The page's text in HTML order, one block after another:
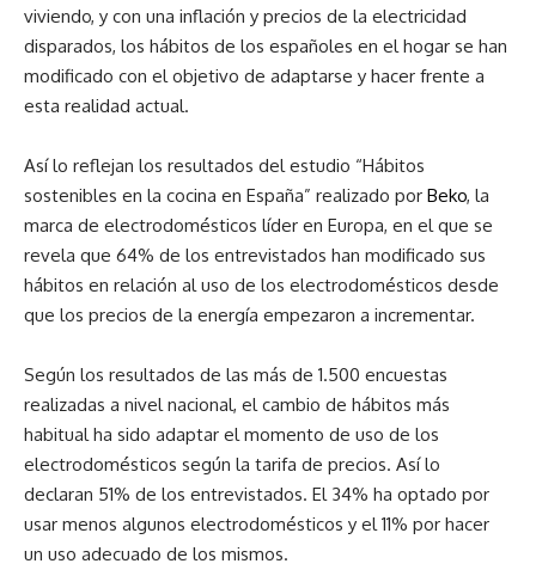
viviendo, y con una inflación y precios de la electricidad
disparados, los hábitos de los españoles en el hogar se han
modificado con el objetivo de adaptarse y hacer frente a
esta realidad actual.
Así lo reflejan los resultados del estudio “Hábitos
sostenibles en la cocina en España” realizado por Beko, la
marca de electrodomésticos líder en Europa, en el que se
revela que 64% de los entrevistados han modificado sus
hábitos en relación al uso de los electrodomésticos desde
que los precios de la energía empezaron a incrementar.
Según los resultados de las más de 1.500 encuestas
realizadas a nivel nacional, el cambio de hábitos más
habitual ha sido adaptar el momento de uso de los
electrodomésticos según la tarifa de precios. Así lo
declaran 51% de los entrevistados. El 34% ha optado por
usar menos algunos electrodomésticos y el 11% por hacer
un uso adecuado de los mismos.